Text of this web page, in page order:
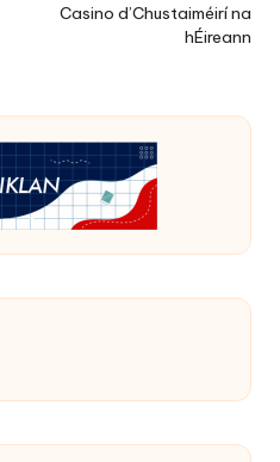
Casino d’Chustaiméirí na
hÉireann